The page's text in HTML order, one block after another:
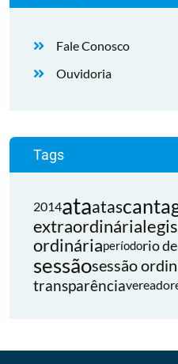
Fale Conosco
Ouvidoria
Tags
2014ataatas
extraordinária
ordináriaperíodorio
sessãosessão
transparência